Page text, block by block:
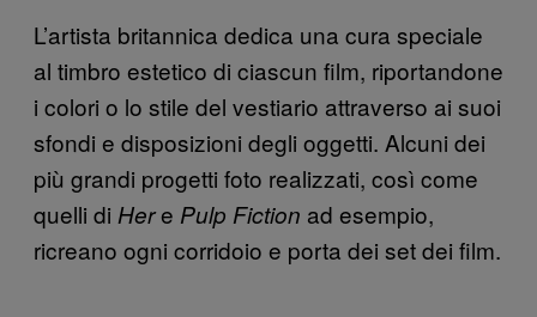
L’artista britannica dedica una cura speciale
al timbro estetico di ciascun film, riportandone
i colori o lo stile del vestiario attraverso ai suoi
sfondi e disposizioni degli oggetti. Alcuni dei
più grandi progetti foto realizzati, così come
quelli di Here Pulp Fiction ad esempio,
ricreano ogni corridoio e porta dei set dei film.